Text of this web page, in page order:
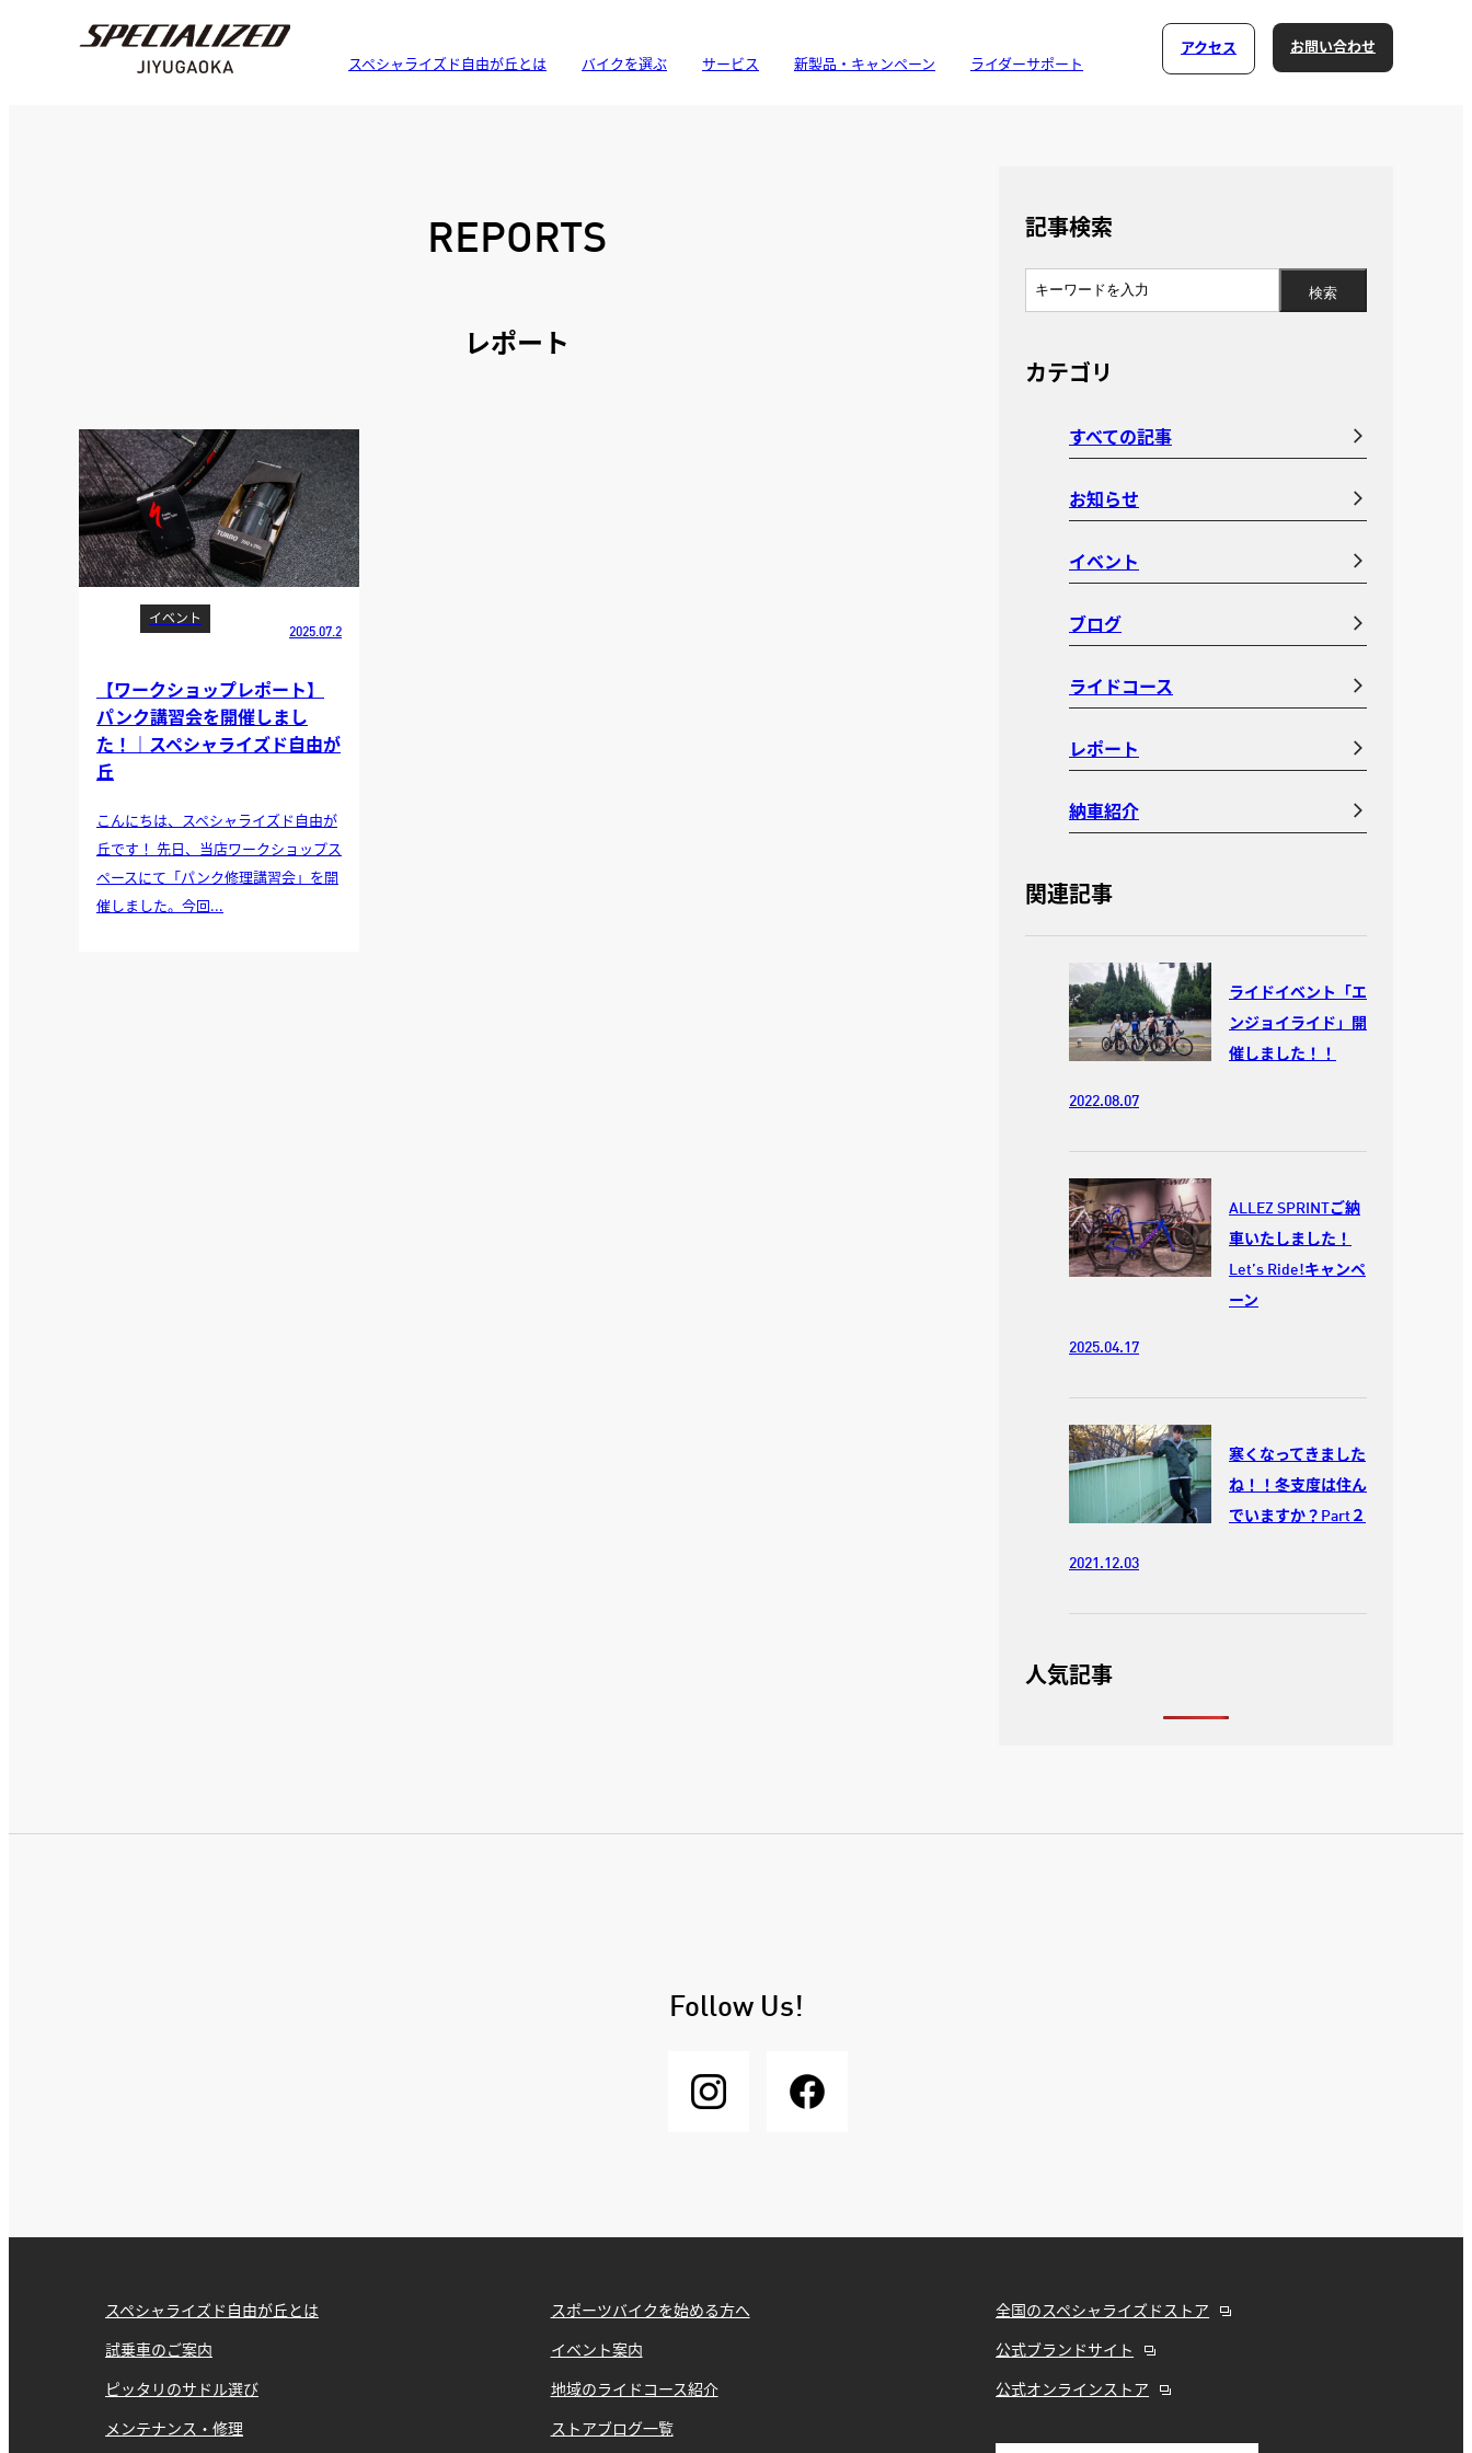
スペシャライズド自由が丘とは バイクを選ぶ サービス 新製品・キャンペーン ライダーサポート
アクセス お問い合わせ
REPORTS
レポート
イベント
2025.07.2
【ワークショップレポート】
パンク講習会を開催しまし
た！｜スペシャライズド自由が
丘
こんにちは、スペシャライズド自由が
丘です！ 先日、当店ワークショップス
ペースにて「パンク修理講習会」を開
催しました。今回...
記事検索
カテゴリ
すべての記事
お知らせ
イベント
ブログ
ライドコース
レポート
納車紹介
関連記事
ライドイベント「エ
ンジョイライド」開
催しました！！
2022.08.07
ALLEZ SPRINTご納
車いたしました！
Let’s Ride!キャンペ
ーン
2025.04.17
寒くなってきました
ね！！冬支度は住ん
でいますか？Part２
2021.12.03
人気記事
Follow Us!
スペシャライズド自由が丘とは
試乗車のご案内
ピッタリのサドル選び
メンテナンス・修理
スポーツバイクを始める方へ
イベント案内
地域のライドコース紹介
ストアブログ一覧
全国のスペシャライズドストア
公式ブランドサイト
公式オンラインストア